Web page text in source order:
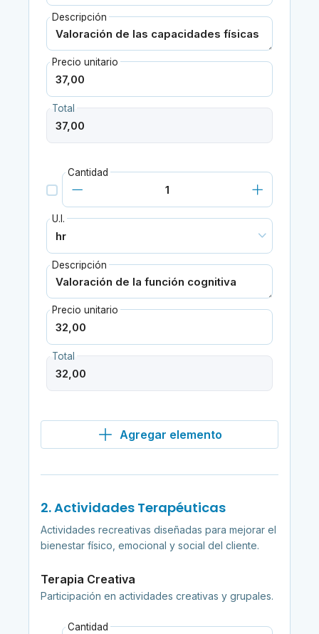
Descripción
Precio unitario
Total
Cantidad
U.I.
Descripción
Precio unitario
Total
Agregar elemento
2. Actividades Terapéuticas
Actividades recreativas diseñadas para mejorar el
bienestar físico, emocional y social del cliente.
Terapia Creativa
Participación en actividades creativas y grupales.
Cantidad